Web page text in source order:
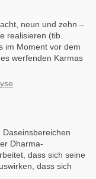
neun und zehn –
realisieren (tib.
im Moment vor dem
werfenden Karmas
Dharma-
dass sich seine
dass sich